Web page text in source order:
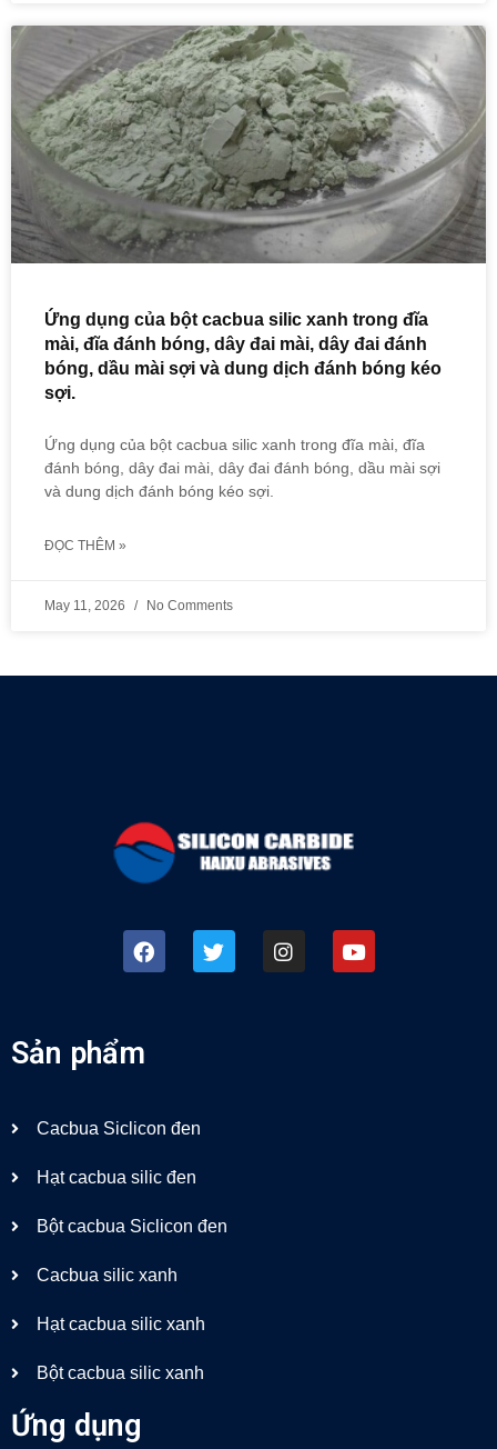
Ứng dụng của bột cacbua silic xanh trong đĩa
mài, đĩa đánh bóng, dây đai mài, dây đai đánh
bóng, dầu mài sợi và dung dịch đánh bóng kéo
sợi.
Ứng dụng của bột cacbua silic xanh trong đĩa mài, đĩa
đánh bóng, dây đai mài, dây đai đánh bóng, dầu mài sợi
và dung dịch đánh bóng kéo sợi.
ĐỌC THÊM »
May 11, 2026 No Comments
Sản phẩm
Cacbua Siclicon đen
Hạt cacbua silic đen
Bột cacbua Siclicon đen
Cacbua silic xanh
Hạt cacbua silic xanh
Bột cacbua silic xanh
Ứng dụng